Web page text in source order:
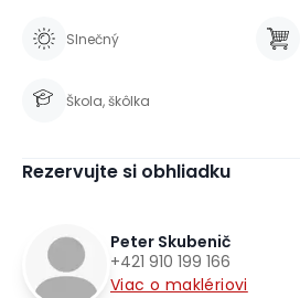
Slnečný
Škola, škôlka
Rezervujte si obhliadku
Peter Skubenič
+421 910 199 166
Viac o maklériovi